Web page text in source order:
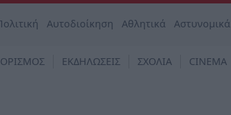
Αυτοδιοίκηση Αθλητικά Αστυνομικά
ΕΚΔΗΛΩΣΕΙΣ ΣΧΟΛΙΑ CINEMA